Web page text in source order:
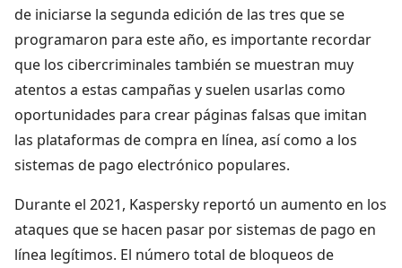
de iniciarse la segunda edición de las tres que se
programaron para este año, es importante recordar
que los cibercriminales también se muestran muy
atentos a estas campañas y suelen usarlas como
oportunidades para crear páginas falsas que imitan
las plataformas de compra en línea, así como a los
sistemas de pago electrónico populares.
Durante el 2021, Kaspersky reportó un aumento en los
ataques que se hacen pasar por sistemas de pago en
línea legítimos. El número total de bloqueos de